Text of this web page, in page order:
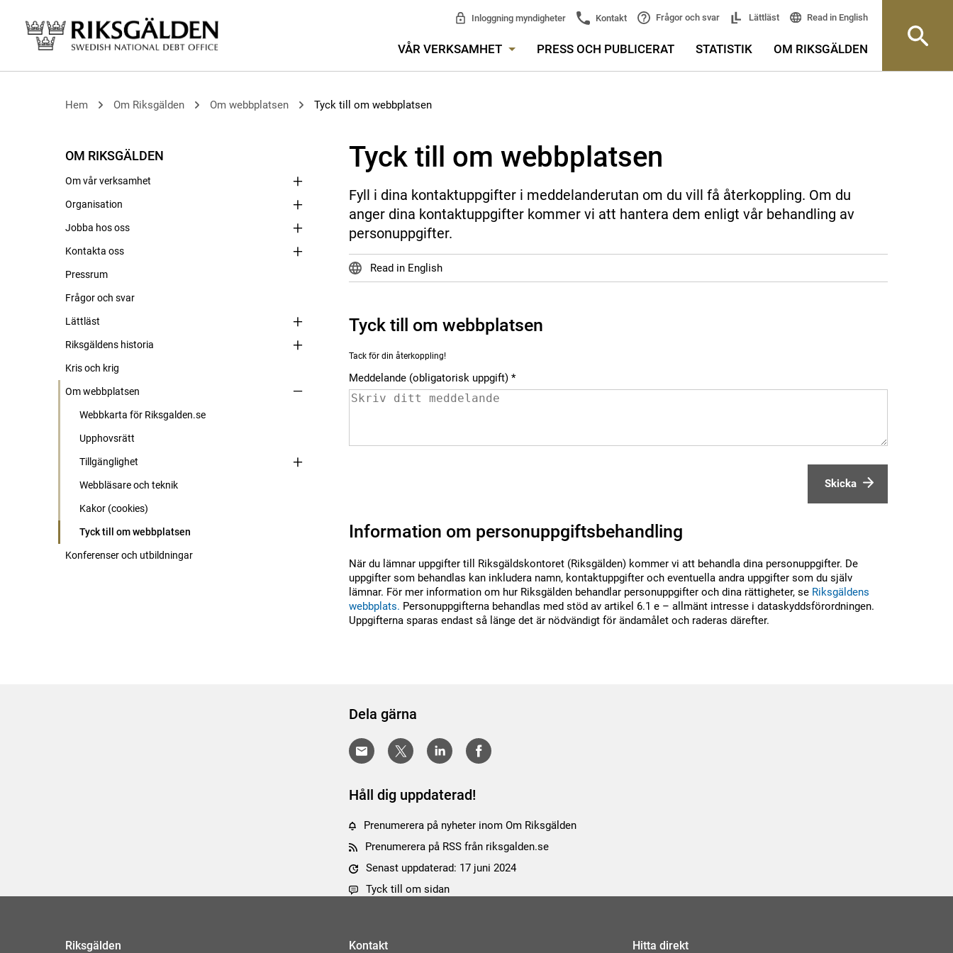
Inloggning myndigheter Kontakt Frågor och svar Lättläst Read in English
VÅR VERKSAMHET PRESS OCH PUBLICERAT STATISTIK OM RIKSGÄLDEN
Hem Om Riksgälden Om webbplatsen Tyck till om webbplatsen
OM RIKSGÄLDEN
Om vår verksamhet
Organisation
Jobba hos oss
Kontakta oss
Pressrum
Frågor och svar
Lättläst
Riksgäldens historia
Kris och krig
Om webbplatsen
Webbkarta för Riksgalden.se
Upphovsrätt
Tillgänglighet
Webbläsare och teknik
Kakor (cookies)
Tyck till om webbplatsen
Konferenser och utbildningar
Tyck till om webbplatsen
Fyll i dina kontaktuppgifter i meddelanderutan om du vill få återkoppling. Om du
anger dina kontaktuppgifter kommer vi att hantera dem enligt vår behandling av
personuppgifter.
Read in English
Tyck till om webbplatsen
Tack för din återkoppling!
Meddelande (obligatorisk uppgift)
Skicka
Information om personuppgiftsbehandling
När du lämnar uppgifter till Riksgäldskontoret (Riksgälden) kommer vi att behandla dina personuppgifter. De
uppgifter som behandlas kan inkludera namn, kontaktuppgifter och eventuella andra uppgifter som du själv
lämnar. För mer information om hur Riksgälden behandlar personuppgifter och dina rättigheter, se Riksgäldens
webbplats. Personuppgifterna behandlas med stöd av artikel 6.1 e – allmänt intresse i dataskyddsförordningen.
Uppgifterna sparas endast så länge det är nödvändigt för ändamålet och raderas därefter.
Dela gärna
Håll dig uppdaterad!
Prenumerera på nyheter inom Om Riksgälden
Prenumerera på RSS från riksgalden.se
Senast uppdaterad: 17 juni 2024
Tyck till om sidan
Riksgälden Kontakt Hitta direkt